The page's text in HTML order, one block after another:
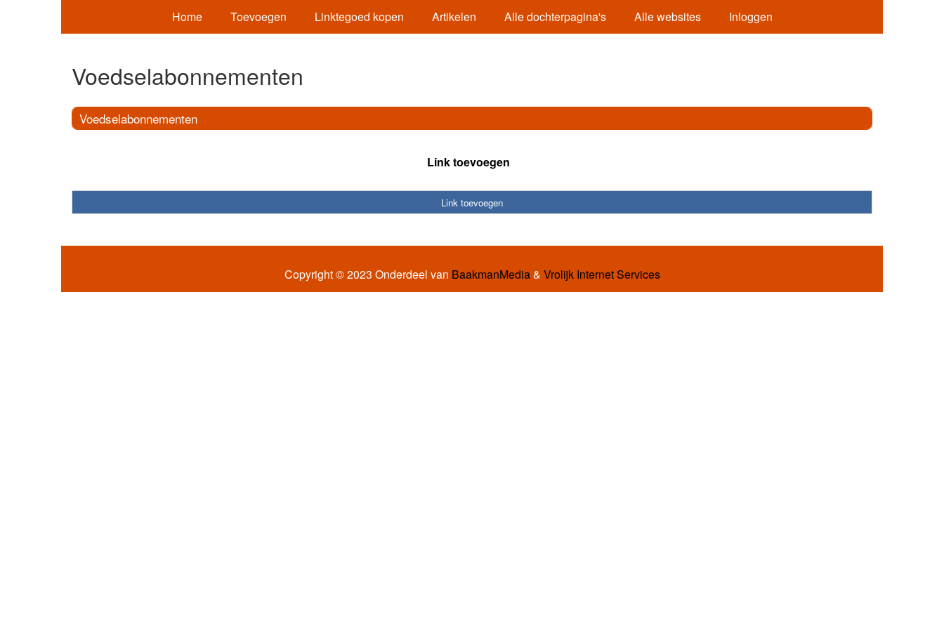
Home Toevoegen Linktegoed kopen Artikelen Alle dochterpagina's Alle websites Inloggen
Voedselabonnementen
Voedselabonnementen
Link toevoegen
Link toevoegen
Copyright © 2023 Onderdeel van BaakmanMedia& Vrolijk Internet Services